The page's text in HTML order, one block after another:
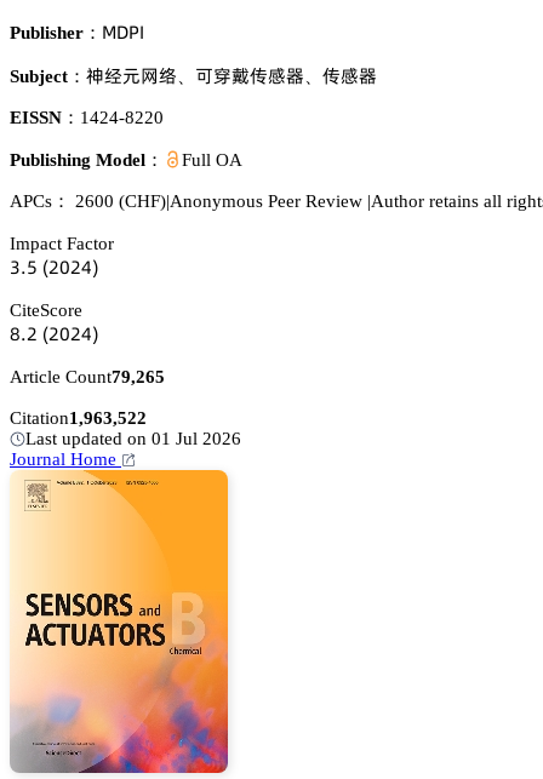
Publisher： 胦枀鵝喊
Subject： 蘽牴炌㢿謩 㐍䘋莖卢咱裱 卢咱裱
EISSN： 1424-8220
Publishing Model： Full OA
APCs： 2600 (CHF)|Anonymous Peer Review |Author retains all
Impact Factor
杚.逦 (缗蔡缗鋺)
CiteScore
躭.缗 (缗蔡缗鋺)
Article Count79,265
Citation1,963,522
Last updated on 01 Jul 2026
Journal Home